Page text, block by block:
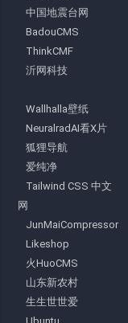
中国地震台网
BadouCMS
ThinkCMF
沂网科技
Wallhalla壁纸
NeuralradAI看X片
狐狸导航
爱纯净
Tailwind CSS 中文
网
JunMaiCompressor
Likeshop
火HuoCMS
山东新农村
生生世世爱